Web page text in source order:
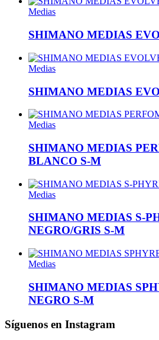
Medias
SHIMANO MEDIAS
Medias
SHIMANO MEDIAS
Medias
SHIMANO MEDIAS
BLANCO S-M
Medias
SHIMANO MEDIAS S-
NEGRO/GRIS S-M
Medias
SHIMANO MEDIAS
NEGRO S-M
Síguenos en Instagram